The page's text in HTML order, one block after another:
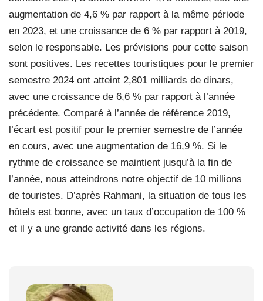
augmentation de 4,6 % par rapport à la même période
en 2023, et une croissance de 6 % par rapport à 2019,
selon le responsable. Les prévisions pour cette saison
sont positives. Les recettes touristiques pour le premier
semestre 2024 ont atteint 2,801 milliards de dinars,
avec une croissance de 6,6 % par rapport à l’année
précédente. Comparé à l’année de référence 2019,
l’écart est positif pour le premier semestre de l’année
en cours, avec une augmentation de 16,9 %. Si le
rythme de croissance se maintient jusqu’à la fin de
l’année, nous atteindrons notre objectif de 10 millions
de touristes. D’après Rahmani, la situation de tous les
hôtels est bonne, avec un taux d’occupation de 100 %
et il y a une grande activité dans les régions.